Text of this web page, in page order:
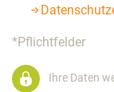
*Pflichtfelder
Ihre Daten